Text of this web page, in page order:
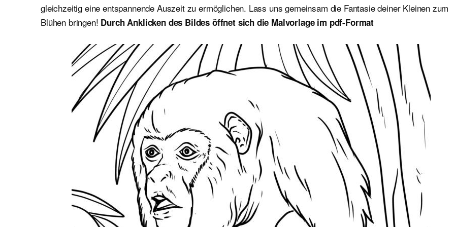
gleichzeitig eine entspannende Auszeit zu ermöglichen. Lass uns gemeinsam die Fantasie deiner Kleinen zum
Blühen bringen! Durch Anklicken des Bildes öffnet sich die Malvorlage im pdf-Format